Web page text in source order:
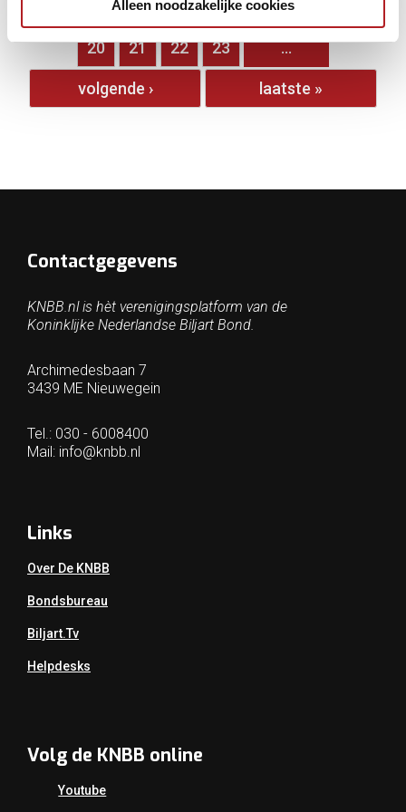
Alleen noodzakelijke cookies
15 16 17 18
20 21 22 23 …
volgende › laatste »
Contactgegevens
KNBB.nl is hèt verenigingsplatform van de
Koninklijke Nederlandse Biljart Bond.
Archimedesbaan 7
3439 ME Nieuwegein
Tel.: 030 - 6008400
Mail: info@knbb.nl
Links
Over De KNBB
Bondsbureau
Biljart.tv
Helpdesks
Volg de KNBB online
Youtube